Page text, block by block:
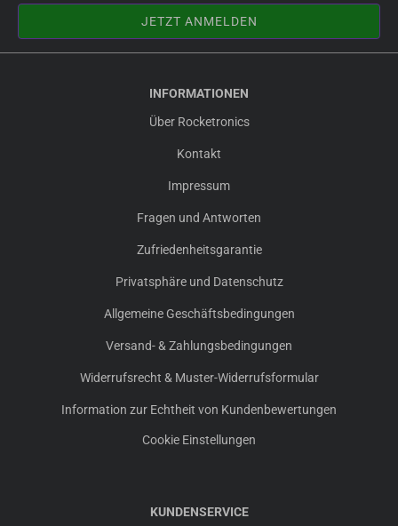
INFORMATIONEN
Über Rocketronics
Kontakt
Impressum
Fragen und Antworten
Zufriedenheitsgarantie
Privatsphäre und Datenschutz
Allgemeine Geschäftsbedingungen
Versand- & Zahlungsbedingungen
Widerrufsrecht & Muster-Widerrufsformular
Information zur Echtheit von Kundenbewertungen
Cookie Einstellungen
KUNDENSERVICE